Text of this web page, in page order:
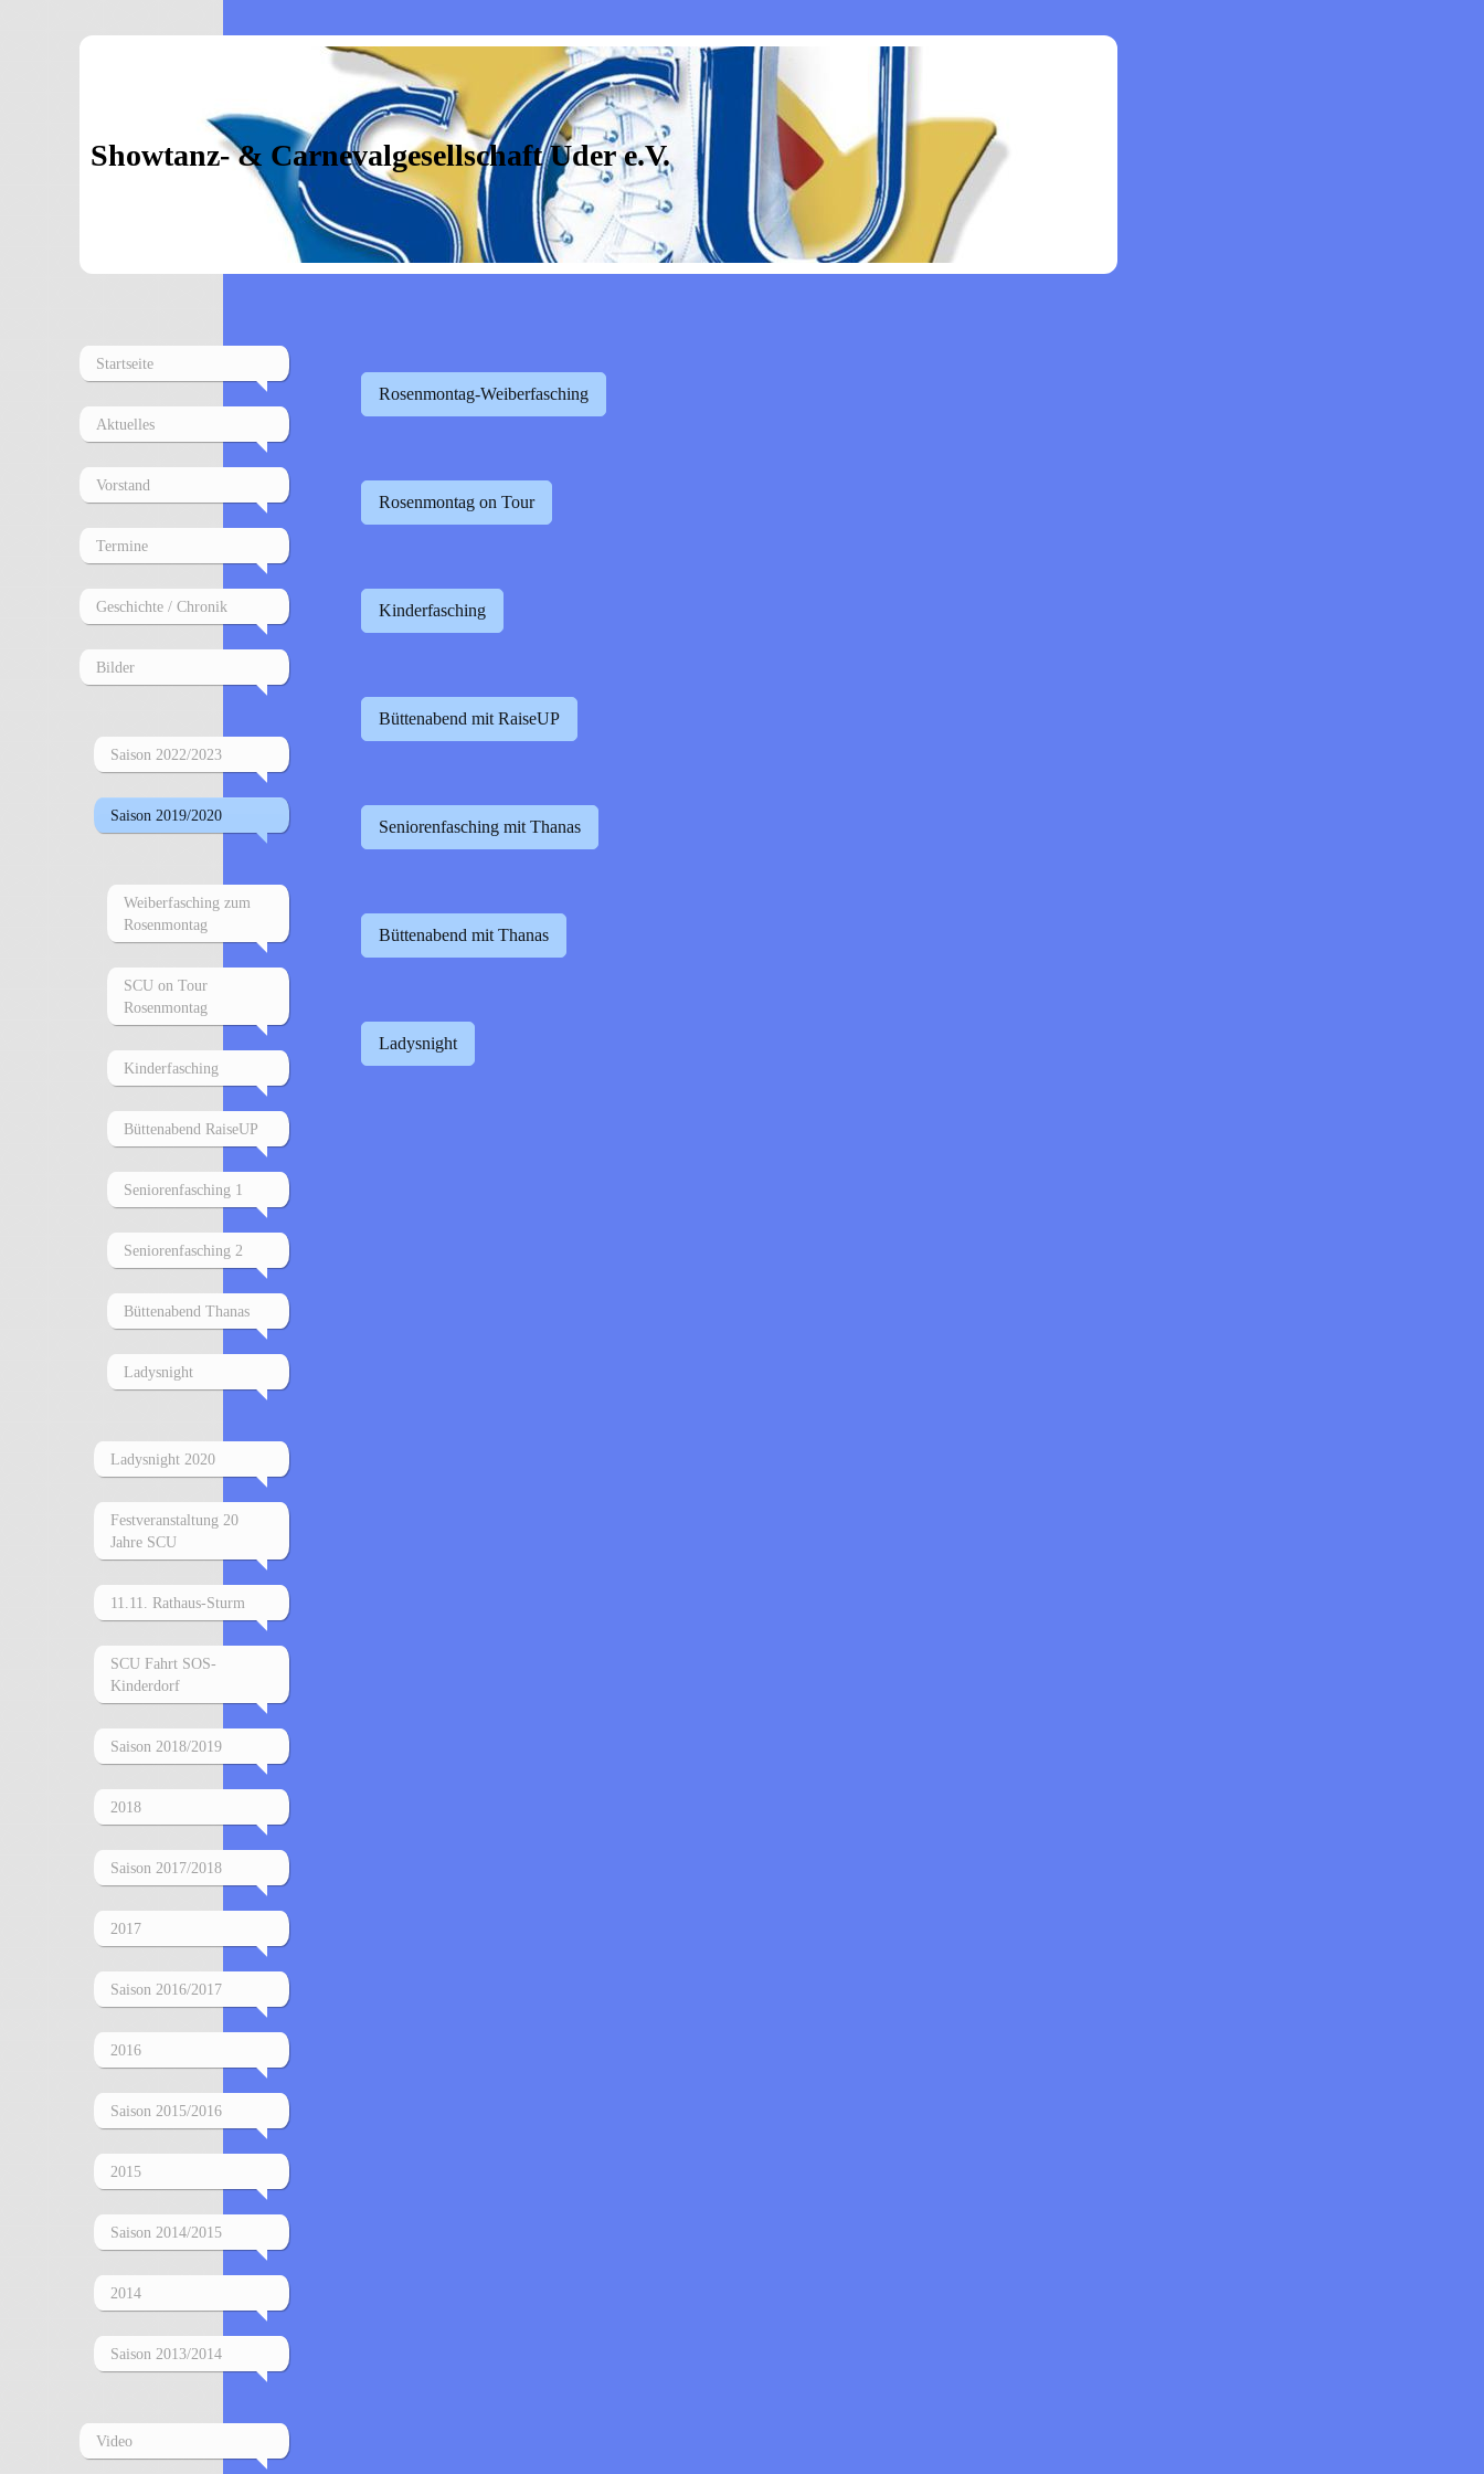
Showtanz- & Carnevalgesellschaft Uder e.V.
Startseite
Aktuelles
Vorstand
Termine
Geschichte / Chronik
Bilder
Saison 2022/2023
Saison 2019/2020
Weiberfasching zum
Rosenmontag
SCU on Tour
Rosenmontag
Kinderfasching
Büttenabend RaiseUP
Seniorenfasching 1
Seniorenfasching 2
Büttenabend Thanas
Ladysnight
Ladysnight 2020
Festveranstaltung 20
Jahre SCU
11.11. Rathaus-Sturm
SCU Fahrt SOS-
Kinderdorf
Saison 2018/2019
2018
Saison 2017/2018
2017
Saison 2016/2017
2016
Saison 2015/2016
2015
Saison 2014/2015
2014
Saison 2013/2014
Video
Rosenmontag-Weiberfasching
Rosenmontag on Tour
Kinderfasching
Büttenabend mit RaiseUP
Seniorenfasching mit Thanas
Büttenabend mit Thanas
Ladysnight